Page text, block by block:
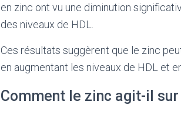
en zinc ont vu une diminution
des niveaux de HDL.
Ces résultats suggèrent que le zinc
en augmentant les niveaux de HDL et
Comment le zinc agit-il